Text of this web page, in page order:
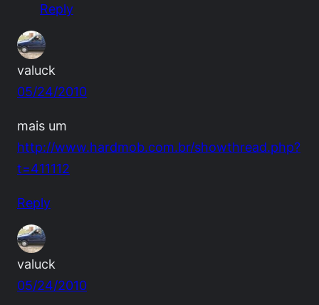
Reply
valuck
05/24/2010
mais um
http://www.hardmob.com.br/showthread.php?
t=411112
Reply
valuck
05/24/2010